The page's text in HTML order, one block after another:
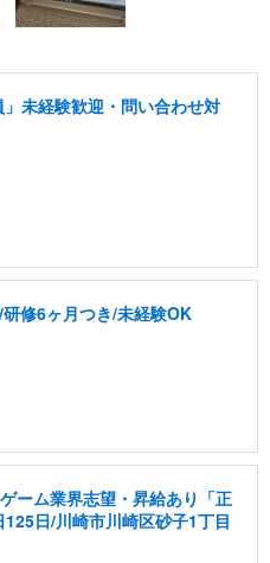
未経験歓迎・問い合わせ対
修6ヶ月つき/未経験OK
ーム業界志望・昇給あり「正
日/川崎市川崎区砂子1丁目